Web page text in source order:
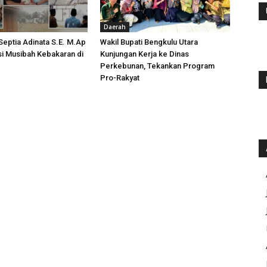
Adinata S.E. M.Ap
Musibah Kebakaran di
Daerah
Wakil Bupati Bengkulu Utara
Kunjungan Kerja ke Dinas
Perkebunan, Tekankan Program
Pro-Rakyat